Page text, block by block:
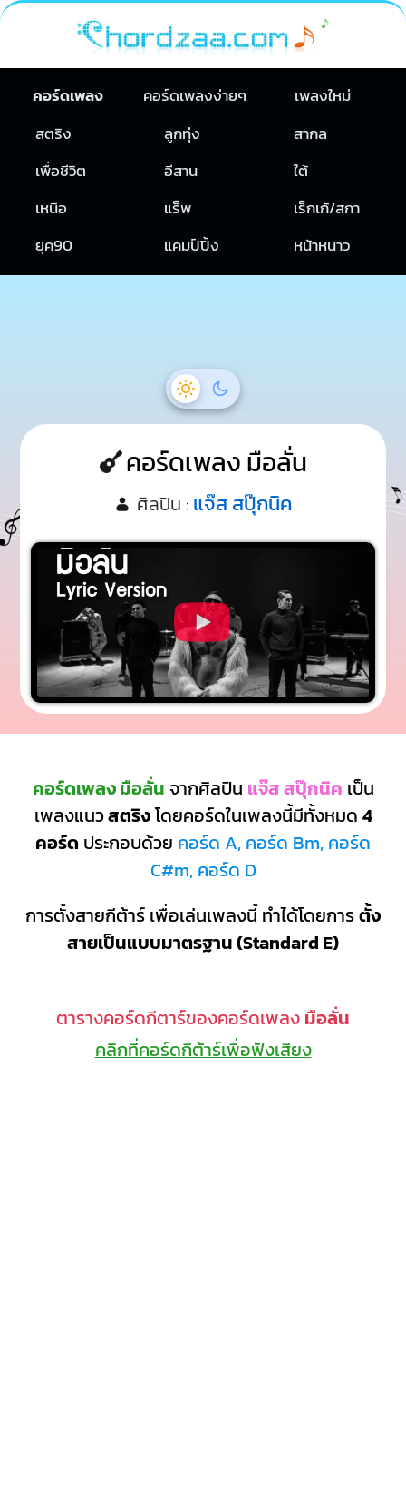
คอร์ดเพลง คอร์ดเพลงง่ายๆ
เพลงใหม่
สตริง
ลูกทุ่ง
สากล
เพื่อชีวิต
อีสาน
ใต้
เหนือ
แร็พ
เร็กเก้/สกา
ยุค90
แคมป์ปิ้ง หน้าหนาว
คอร์ดเพลง มือลั่น
ศิลปิน : แจ๊ส สปุ๊กนิค
คอร์ดเพลง มือลั่น จากศิลปิน แจ๊ส สปุ๊กนิค เป็น
เพลงแนวสตริงโดยคอร์ดในเพลงนี้มีทั้งหมด 4
คอร์ด ประกอบด้วย คอร์ด A, คอร์ด Bm, คอร์ด
C#m, คอร์ด D
การตั้งสายกีต้าร์ เพื่อเล่นเพลงนี้ ทำได้โดยการตั้ง
สายเป็นแบบมาตรฐาน (Standard E)
ตารางคอร์ดกีตาร์ของคอร์ดเพลง มือลั่น
คลิกที่คอร์ดกีต้าร์เพื่อฟังเสียง